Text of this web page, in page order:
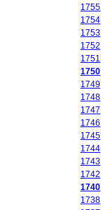
1755
1754
1753
1752
1751
1750
1749
1748
1747
1746
1745
1744
1743
1742
1740
1738